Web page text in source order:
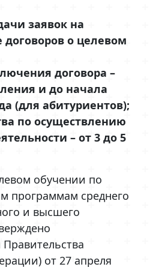
заявок на
о целевом
договора –
и до начала
(для абитуриентов);
по осуществлению
– от 3 до 5
обучении по
программам среднего
и высшего
от 27 апреля